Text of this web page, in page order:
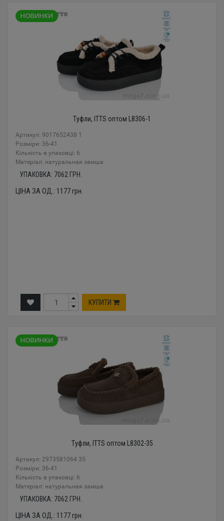
Туфли, ITTS оптом L8306-1
Артикул: 9017652438 1
Розміри: 36-41
Кількість в упаковці: 6
Mатеріал: натуральная замша
УПАКОВКА: 7062 ГРН.
ЦІНА ЗА ОД.: 1177грн.
КУПИТИ
Туфли, ITTS оптом L8302-35
Артикул: 2973581064 35
Розміри: 36-41
Кількість в упаковці: 6
Mатеріал: натуральная замша
УПАКОВКА: 7062 ГРН.
ЦІНА ЗА ОД.: 1177грн.